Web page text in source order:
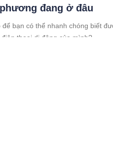
đang ở đâu
để bạn có thể nhanh chóng biết
thoại di động của mình?